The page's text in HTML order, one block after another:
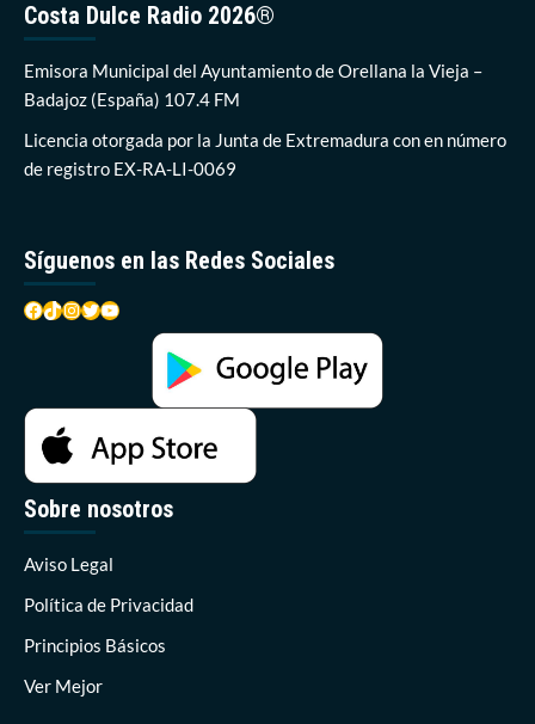
Costa Dulce Radio 2026®
Emisora Municipal del Ayuntamiento de Orellana la Vieja –
Badajoz (España) 107.4 FM
Licencia otorgada por la Junta de Extremadura con en número
de registro EX-RA-LI-0069
Síguenos en las Redes Sociales
Facebook
TikTok
Instagram
Twitter
YouTube
Sobre nosotros
Aviso Legal
Política de Privacidad
Principios Básicos
Ver Mejor